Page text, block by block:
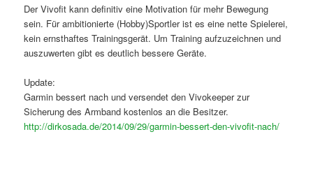
Der Vivofit kann definitiv eine Motivation für mehr Bewegung
sein. Für ambitionierte (Hobby)Sportler ist es eine nette Spielerei,
kein ernsthaftes Trainingsgerät. Um Training aufzuzeichnen und
auszuwerten gibt es deutlich bessere Geräte.
Update:
Garmin bessert nach und versendet den Vivokeeper zur
Sicherung des Armband kostenlos an die Besitzer.
http://dirkosada.de/2014/09/29/garmin-bessert-den-vivofit-nach/